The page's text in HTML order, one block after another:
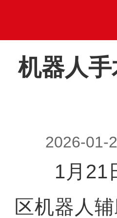
机器人
2026-01-
1月21日
区机器人